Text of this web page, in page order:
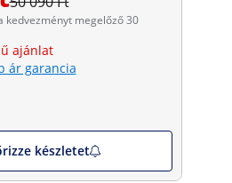
kedvezményt megelőző 30
ajánlat
ár garancia
készletet